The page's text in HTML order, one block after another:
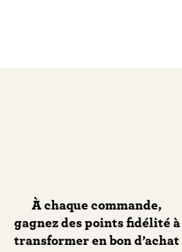
À chaque commande,
gagnez des points fidélité à
transformer en bon d’achat